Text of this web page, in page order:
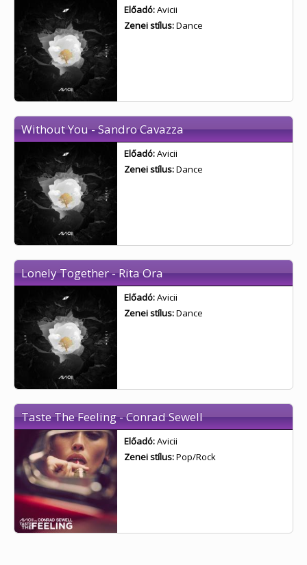
Előadó:Avicii
Zenei stílus:Dance
Without You - Sandro Cavazza
Előadó:Avicii
Zenei stílus:Dance
Lonely Together - Rita Ora
Előadó:Avicii
Zenei stílus:Dance
Taste The Feeling - Conrad Sewell
Előadó:Avicii
Zenei stílus:Pop/Rock